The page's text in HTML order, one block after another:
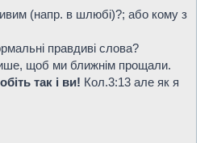
(напр. в шлюбі)?; або кому з
правдиві слова?
щоб ми ближнім прощали.
так і ви! Кол.3:13 але як я